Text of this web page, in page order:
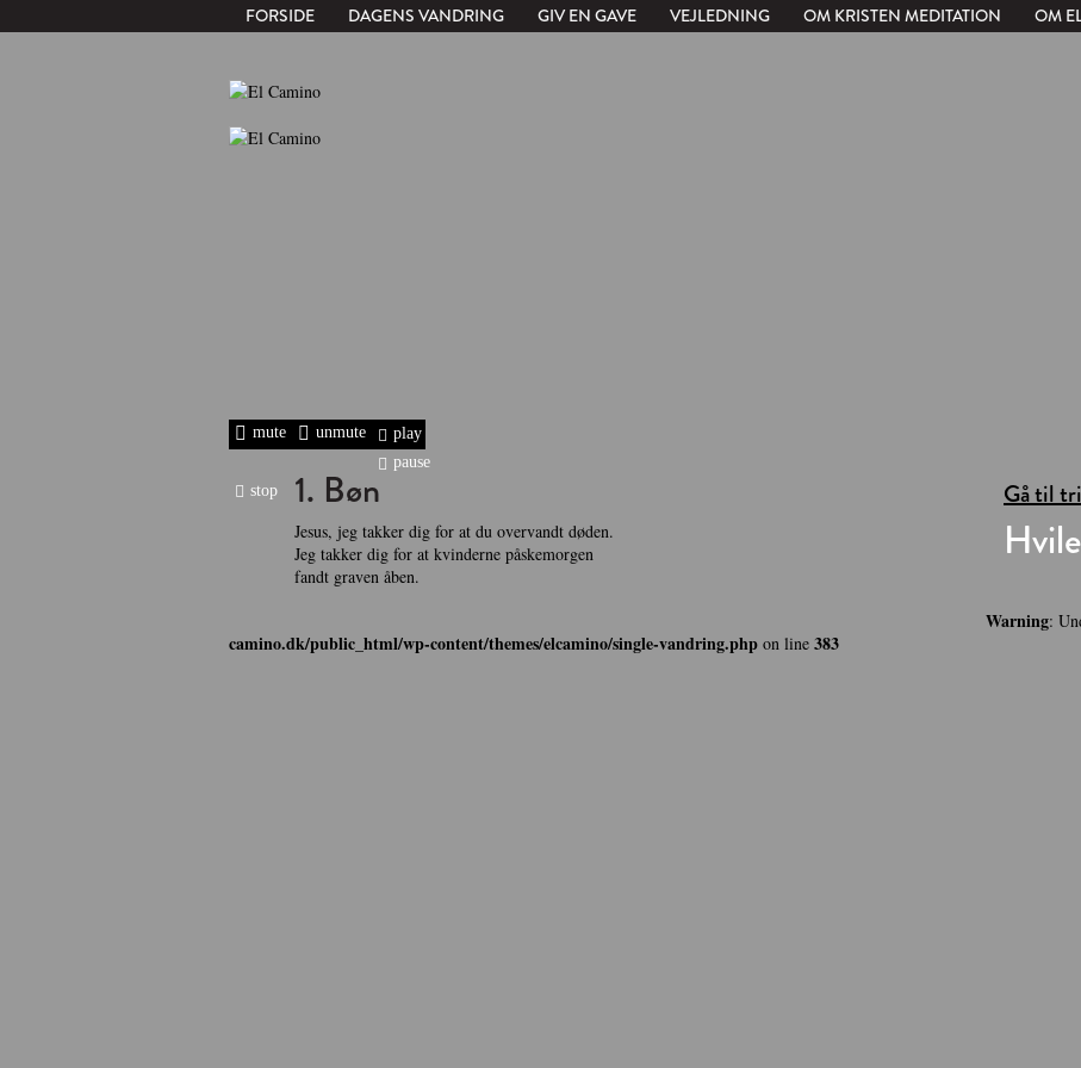
FORSIDE DAGENS VANDRING GIV EN GAVE VEJLEDNING OM KRISTEN MEDITATION OM
mute unmute
play
pause
stop
1. Bøn
Jesus, jeg takker dig for at du overvandt døden.
Jeg takker dig for at kvinderne påskemorgen
fandt graven åben.
Gå til
Warning:
camino.dk/public_html/wp-content/themes/elcamino/single-vandring.php on line 383